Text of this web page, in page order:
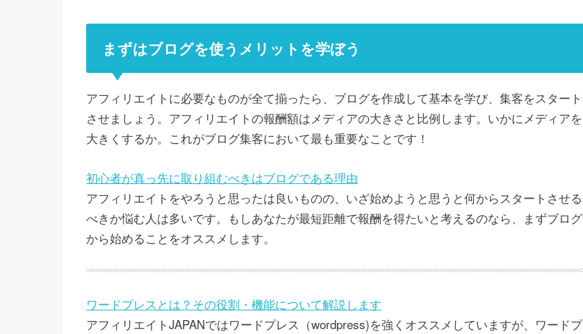
まずはブログを使うメリットを学ぼう
アフィリエイトに必要なものが全て揃ったら、ブログを作成して基本を学び、集客をスタート
させましょう。アフィリエイトの報酬額はメディアの大きさと比例します。いかにメディアを
大きくするか。これがブログ集客において最も重要なことです！
初心者が真っ先に取り組むべきはブログである理由
アフィリエイトをやろうと思ったは良いものの、いざ始めようと思うと何からスタートさせる
べきか悩む人は多いです。もしあなたが最短距離で報酬を得たいと考えるのなら、まずブログ
から始めることをオススメします。
ワードプレスとは？その役割・機能について解説します
アフィリエイトJAPANではワードプレス（wordpress)を強くオススメしていますが、ワードプ